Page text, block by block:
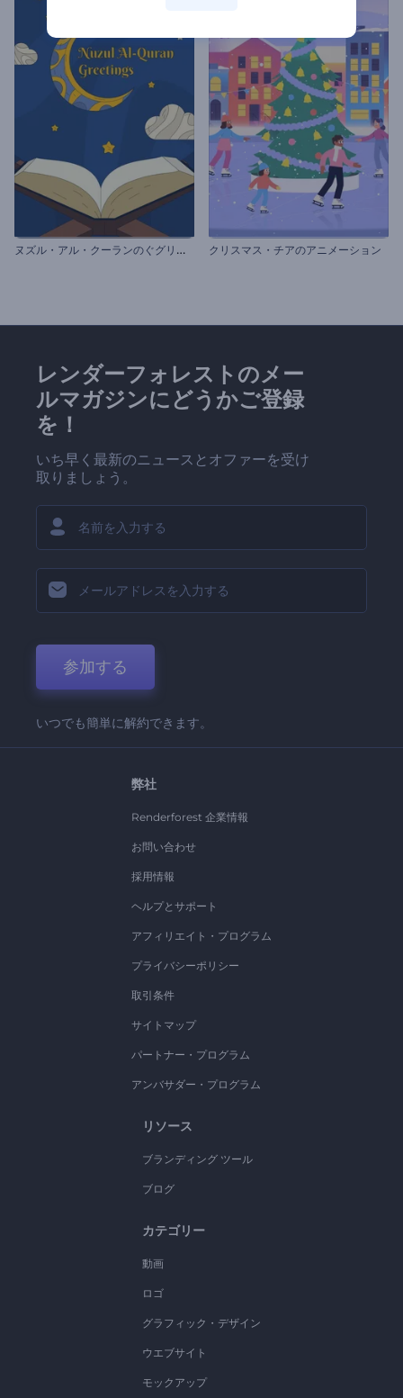
ヌ
ズル・アル・クーランのぐグリティング動画 クリスマス・チアのアニメーション
レンダーフォレストのメー
ルマガジンにどうかご登録
を！
いち早く最新のニュースとオファーを受け
取りましょう。
参加する
いつでも簡単に解約できます。
弊社
Renderforest 企業情報
お問い合わせ
採用情報
ヘルプとサポート
アフィリエイト・プログラム
プライバシーポリシー
取引条件
サイトマップ
パートナー・プログラム
アンバサダー・プログラム
リソース
ブランディング ツール
ブログ
カテゴリー
動画
ロゴ
グラフィック・デザイン
ウエブサイト
モックアップ